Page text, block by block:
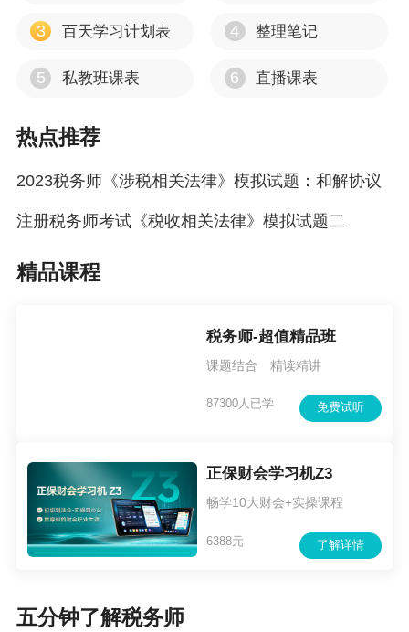
3 百天学习计划表 4 整理笔记
5 私教班课表 6 直播课表
热点推荐
2023税务师《涉税相关法律》模拟试题：和解协议
注册税务师考试《税收相关法律》模拟试题二
精品课程
税务师-超值精品班
课题结合 精读精讲
免费试听
87300人已学
正保财会学习机Z3
畅学10大财会+实操课程
了解详情
6388元
五分钟了解税务师